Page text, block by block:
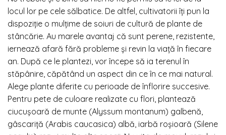
locul lor pe cele sălbatice. De altfel, cultivatorii îţi pun la
dispoziţie o mulţime de soiuri de cultură de plante de
stâncărie. Au marele avantaj că sunt perene, rezistente,
iernează afară fără probleme şi revin la viaţă în fiecare
an. După ce le plantezi, vor începe să ia terenul în
stăpânire, căpătând un aspect din ce în ce mai natural.
Alege plante diferite cu perioade de înflorire succesive.
Pentru pete de culoare realizate cu flori, plantează
ciucuşoară de munte (Alyssum montanum) galbenă,
gâscariţă (Arabis caucasica) albă, iarbă roşioară (Silene